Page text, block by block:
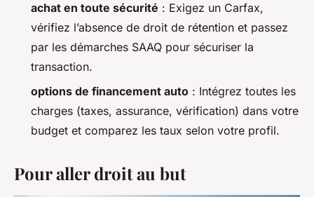
achat en toute sécurité : Exigez un Carfax,
vérifiez l’absence de droit de rétention et passez
par les démarches SAAQ pour sécuriser la
transaction.
options de financement auto : Intégrez toutes les
charges (taxes, assurance, vérification) dans votre
budget et comparez les taux selon votre profil.
Pour aller droit au but